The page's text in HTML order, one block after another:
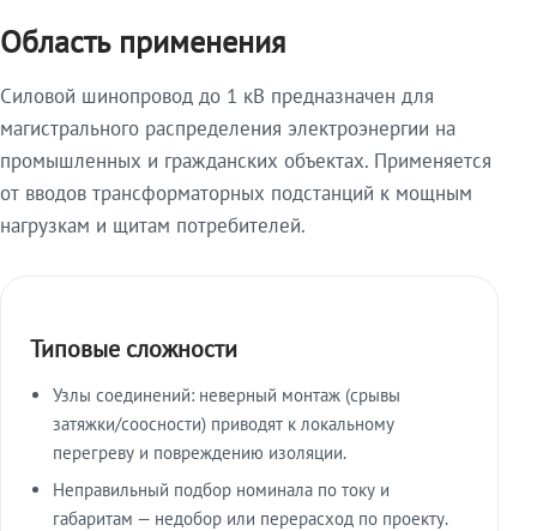
Область применения
Силовой шинопровод до 1 кВ предназначен для
магистрального распределения электроэнергии на
промышленных и гражданских объектах. Применяется
от вводов трансформаторных подстанций к мощным
нагрузкам и щитам потребителей.
Типовые сложности
Узлы соединений: неверный монтаж (срывы
затяжки/соосности) приводят к локальному
перегреву и повреждению изоляции.
Неправильный подбор номинала по току и
габаритам — недобор или перерасход по проекту.